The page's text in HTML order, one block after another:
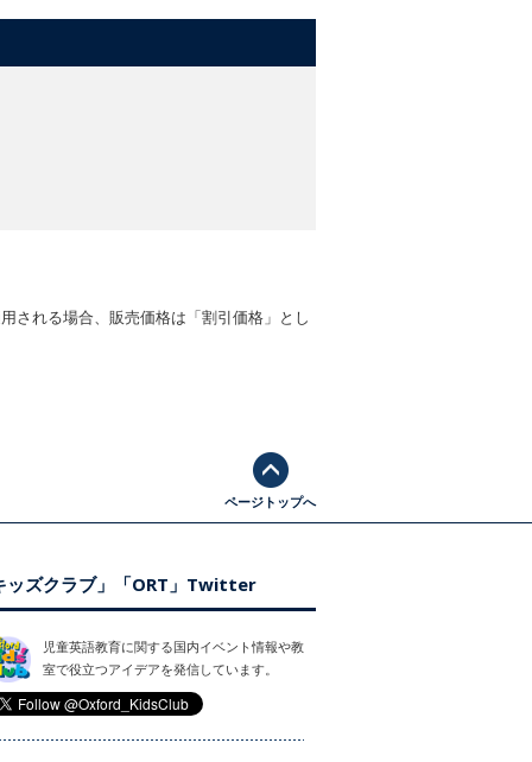
される場合、販売価格は「割引価格」とし
ページトップへ
ッズクラブ」「ORT」Twitter
児童英語教育に関する国内イベント情報や教
室で役立つアイデアを発信しています。